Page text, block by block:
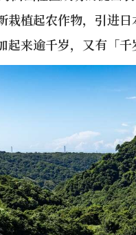
栽植起农作物，引进
起来逾千岁，又有「千